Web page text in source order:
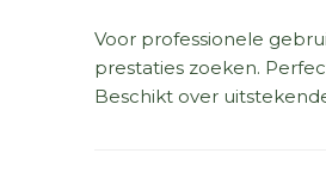
Voor professionele
prestaties zoeken.
Beschikt over